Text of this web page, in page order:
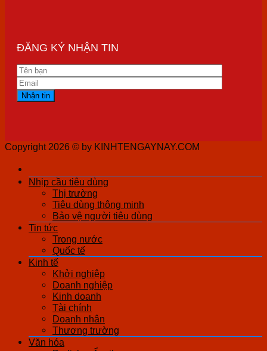
ĐĂNG KÝ NHẬN TIN
Copyright 2026 © by KINHTENGAYNAY.COM
Nhịp cầu tiêu dùng
Thị trường
Tiêu dùng thông minh
Bảo vệ người tiêu dùng
Tin tức
Trong nước
Quốc tế
Kinh tế
Khởi nghiệp
Doanh nghiệp
Kinh doanh
Tài chính
Doanh nhân
Thương trường
Văn hóa